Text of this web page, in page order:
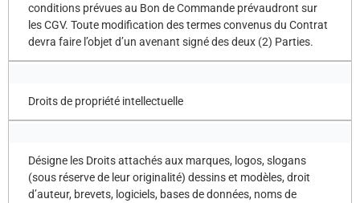
conditions prévues au Bon de Commande prévaudront sur
les CGV. Toute modification des termes convenus du Contrat
devra faire l’objet d’un avenant signé des deux (2) Parties.
Droits de propriété intellectuelle
Désigne les Droits attachés aux marques, logos, slogans
(sous réserve de leur originalité) dessins et modèles, droit
d’auteur, brevets, logiciels, bases de données, noms de